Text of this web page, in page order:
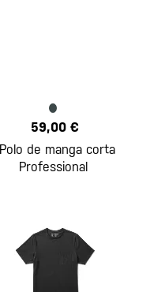
59,00 €
Polo de manga corta
Professional